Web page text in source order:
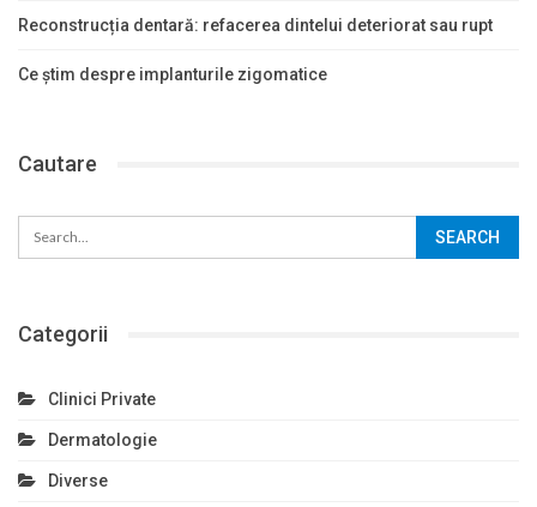
Reconstrucția dentară: refacerea dintelui deteriorat sau rupt
Ce știm despre implanturile zigomatice
Cautare
Categorii
Clinici Private
Dermatologie
Diverse